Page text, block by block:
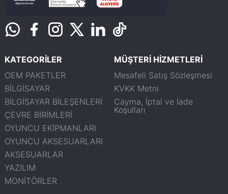
KATEGORİLER
OEM PAKETLER
BİLGİSAYAR
BİLGİSAYAR BİLEŞENLERİ
ÇEVRE BİRİMLERİ
OYUNCU EKİPMANLARI
OYUNCU AKSESUARLARI
AKSESUARLAR
YAZILIM
MONİTÖRLER
MÜŞTERİ HİZMETLERİ
Mesafeli Satış Sözleşmesi
KVKK Metni
Cayma, İptal ve İade
Koşulları